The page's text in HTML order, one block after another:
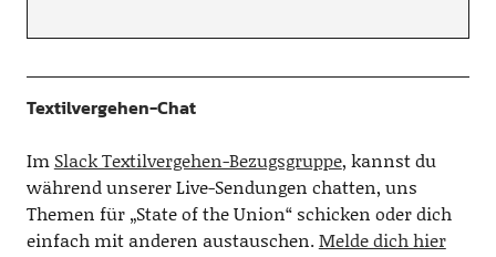
Textilvergehen-Chat
Im Slack Textilvergehen-Bezugsgruppe, kannst du
während unserer Live-Sendungen chatten, uns
Themen für „State of the Union“ schicken oder dich
einfach mit anderen austauschen.Melde dich hier